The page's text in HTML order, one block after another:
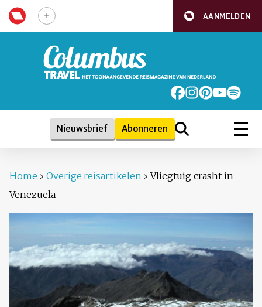
AANMELDEN
Nieuwsbrief Abonneren
Home › Overige reisartikelen › Vliegtuig crasht in
Venezuela